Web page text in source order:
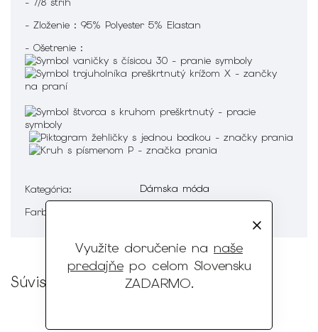
Využite doručenie na naše
predajňepo celom Slovensku
ZADARMO.
- Zloženie : 95% Polyester 5% Elastan
- Ošetrenie :
Kategória:
Dámska móda
Farba
Súvisiaci tovar